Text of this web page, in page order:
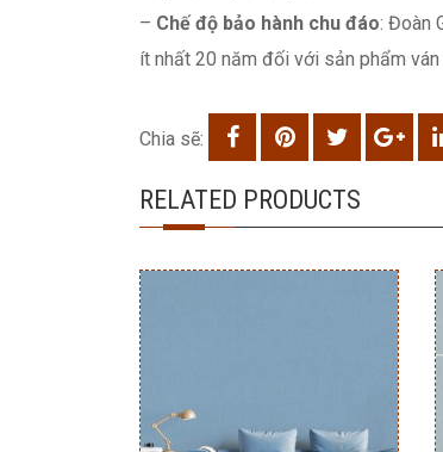
– Chế độ bảo hành chu đáo: Đoàn
ít nhất 20 năm đối với sản phẩm ván
Chia sẽ:
RELATED PRODUCTS